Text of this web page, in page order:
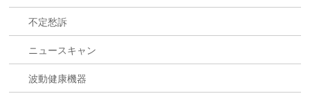
不定愁訴
ニュースキャン
波動健康機器